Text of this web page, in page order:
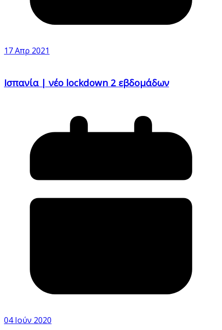
17 Απρ 2021
Ισπανία | νέο lockdown 2 εβδομάδων
04 Ιούν 2020